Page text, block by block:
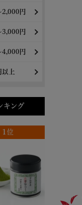
2,000円
3,000円
4,000円
以上
キング
1位